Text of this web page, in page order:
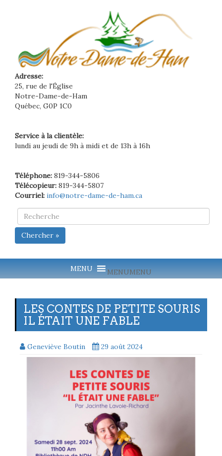
Adresse:
25, rue de l'Église
Notre-Dame-de-Ham
Québec, G0P 1C0
Service à la clientèle:
lundi au jeudi de 9h à midi et de 13h à 16h
Téléphone: 819-344-5806
Télécopieur: 819-344-5807
Courriel: info@notre-dame-de-ham.ca
Chercher »
MENUMENU
LES CONTES DE PETITE SOURIS
IL ÉTAIT UNE FABLE
Geneviève Boutin 29 août 2024